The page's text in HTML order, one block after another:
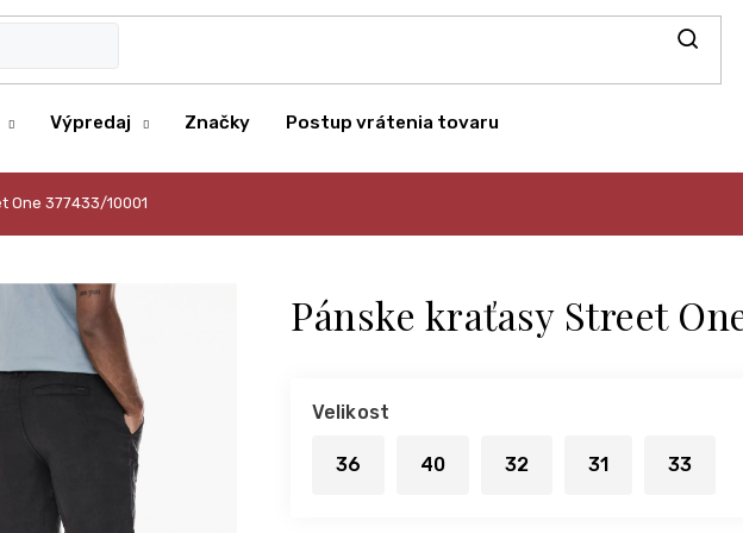
Výpredaj Značky Postup vrátenia tovaru
One 377433/10001
Pánske kraťasy Street
Velikost
36 40 32 31 33